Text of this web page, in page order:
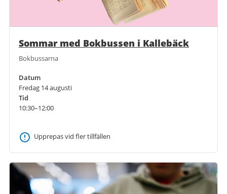
Sommar med Bokbussen i Kallebäck
Bokbussarna
Datum
Fredag 14 augusti
Tid
10:30–12:00
Upprepas vid fler tillfällen